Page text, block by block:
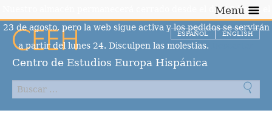
Centro de Estudios Europa Hispánica
ESPAÑOL ENGLISH
Menú
Nuestro almacén permanecerá cerrado desde el día 10 hasta el
23 de agosto, pero la web sigue activa y los pedidos se servirán
a partir del lunes 24. Disculpen las molestias.